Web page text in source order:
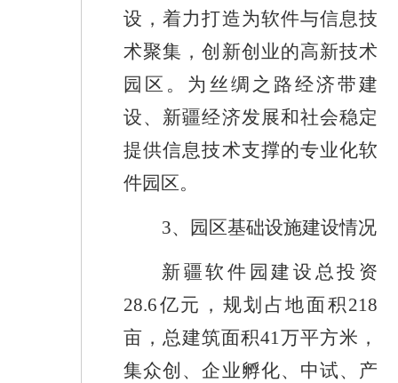
设，着力打造为软件与信息技
术聚集，创新创业的高新技术
园区。为丝绸之路经济带建
设、新疆经济发展和社会稳定
提供信息技术支撑的专业化软
件园区。
3、园区基础设施建设情况
新疆软件园建设总投资
28.6亿元，规划占地面积218
亩，总建筑面积41万平方米，
集众创、企业孵化、中试、产